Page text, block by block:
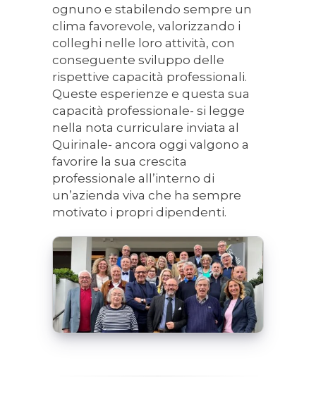
ognuno e stabilendo sempre un
clima favorevole, valorizzando i
colleghi nelle loro attività, con
conseguente sviluppo delle
rispettive capacità professionali.
Queste esperienze e questa sua
capacità professionale- si legge
nella nota curriculare inviata al
Quirinale- ancora oggi valgono a
favorire la sua crescita
professionale all’interno di
un’azienda viva che ha sempre
motivato i propri dipendenti.